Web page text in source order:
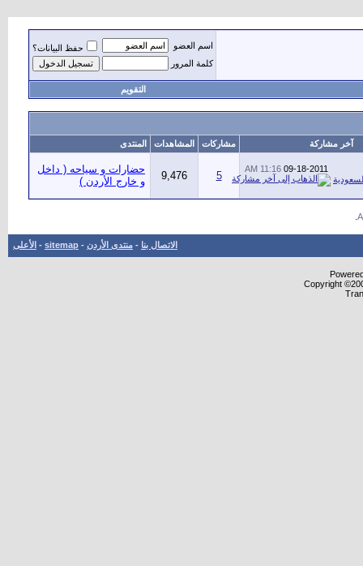
اسم العضو
حفظ البيانات؟
كلمة المرور
التقويم
آخر مشاركة مشاركات المشاهدات المنتدى
09-18-2011
11:16 AM
5
9,476
حضارات و سياحه ( داخل
و خارج الأردن )
الاتصال بنا - منتدى الأردن -
sitemap
- الأعلى
Copyright